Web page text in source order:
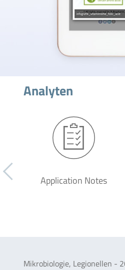
Analyten
Application Notes
Mikrobiologie, Legionellen -